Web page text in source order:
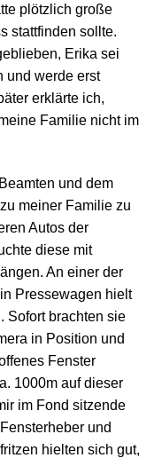
plötzlich große
stattfinden sollte.
Erika sei
und werde erst
erklärte ich,
Familie nicht im
und dem
meiner Familie zu
Autos der
diese mit
An einer der
Pressewagen hielt
Sofort brachten sie
in Position und
Fenster
1000m auf dieser
im Fond sitzende
und
hielten sich gut,